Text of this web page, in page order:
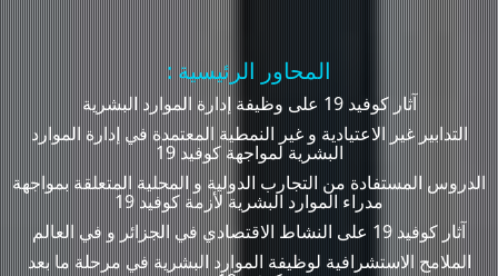
: المحاور الرئيسية
آثار كوفيد 19 على وظيفة إدارة الموارد البشرية
التدابير غير الاعتيادية و غير النمطية المعتمدة في إدارة الموارد
البشرية لمواجهة كوفيد 19
الدروس المستفادة من التجارب الدولية و المحلية المتعلقة بمواجهة
مدراء الموارد البشرية لأزمة كوفيد 19
آثار كوفيد 19 على النشاط الاقتصادي في الجزائر و في العالم
الملامح الاستشرافية لوظيفة الموارد البشرية في مرحلة ما بعد